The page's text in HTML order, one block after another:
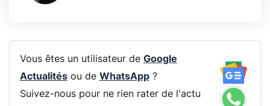
Vous êtes un utilisateur de Google
Actualitésou de WhatsApp?
Suivez-nous pour ne rien rater de l'actu